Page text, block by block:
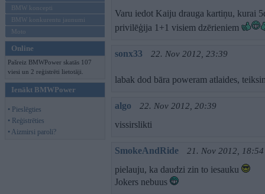
BMW koncepti
BMW konkurentu jaunumi
Moto
Online
Pašreiz BMWPower skatās 107
viesi un 2 reģistrēti lietotāji.
Ienākt BMWPower
• Pieslēgties
• Reģistrēties
• Aizmirsi paroli?
Varu iedot Kaiju drauga kartiņu, kurai
privilēģija 1+1 visiem dzērieniem
sonx33 22. Nov 2012, 23:39
labak dod bāra poweram atlaides,
algo 22. Nov 2012, 20:39
vissirslikti
SmokeAndRide 21. Nov 2012, 18:54
pielauju, ka daudzi zin to iesauku
Jokers nebuus